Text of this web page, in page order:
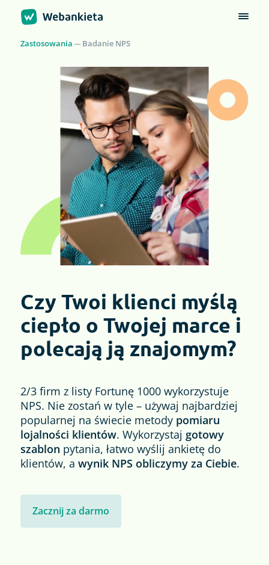
Zastosowania Badanie NPS
Czy Twoi klienci myślą
ciepło o Twojej marce i
polecają ją znajomym?
2/3 firm z listy Fortunę 1000 wykorzystuje
NPS. Nie zostań w tyle – używaj najbardziej
popularnej na świecie metodypomiaru
lojalności klientów. Wykorzystaj gotowy
szablon pytania, łatwo wyślij ankietę do
klientów, a wynik NPS obliczymy za Ciebie.
Zacznij za darmo